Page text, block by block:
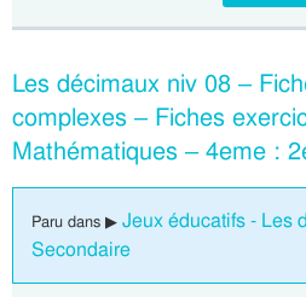
Les décimaux niv 08 –
complexes – Fiches
Mathématiques – 4eme :
Paru dans ▶ Jeux éducatifs - Les
Secondaire